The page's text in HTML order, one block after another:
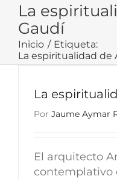
La
Gaudí
Inicio
Etiqueta:
La espiritualidad de
La
Por Jaume Aymar
El arquitecto
contemplativo